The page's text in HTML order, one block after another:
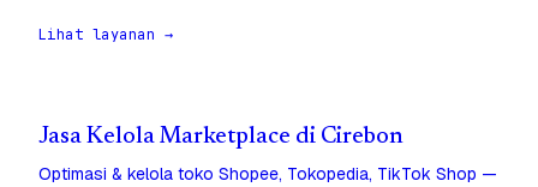
Lihat layanan →
Jasa Kelola Marketplace di Cirebon
Optimasi & kelola toko Shopee, Tokopedia, TikTok Shop —